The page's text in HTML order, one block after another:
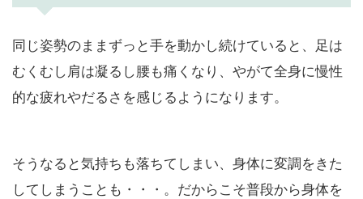
同じ姿勢のままずっと手を動かし続けていると、足は
むくむし肩は凝るし腰も痛くなり、やがて全身に慢性
的な疲れやだるさを感じるようになります。
そうなると気持ちも落ちてしまい、身体に変調をきた
してしまうことも・・・。だからこそ普段から身体を